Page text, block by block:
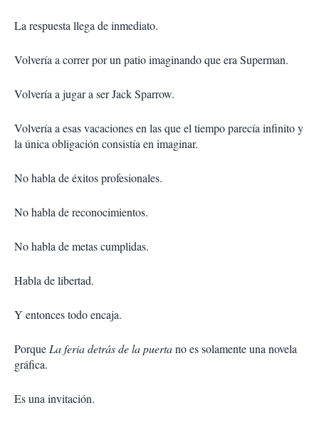
La respuesta llega de inmediato.
Volvería a correr por un patio imaginando que era Superman.
Volvería a jugar a ser Jack Sparrow.
Volvería a esas vacaciones en las que el tiempo parecía infinito y
la única obligación consistía en imaginar.
No habla de éxitos profesionales.
No habla de reconocimientos.
No habla de metas cumplidas.
Habla de libertad.
Y entonces todo encaja.
PorqueLa feria detrás de la puertano es solamente una novela
gráfica.
Es una invitación.